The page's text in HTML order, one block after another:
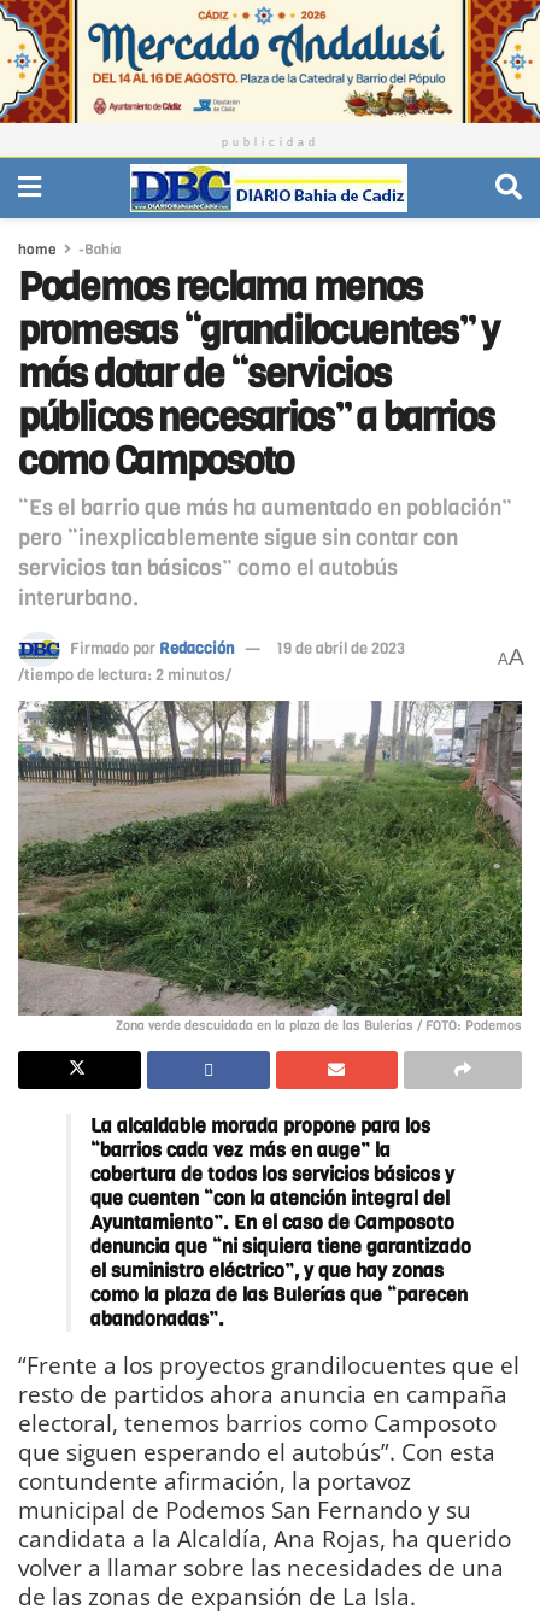
publicidad
home -Bahía
Podemos reclama menos
promesas “grandilocuentes” y
más dotar de “servicios
públicos necesarios” a barrios
como Camposoto
“Es el barrio que más ha aumentado en población”
pero “inexplicablemente sigue sin contar con
servicios tan básicos” como el autobús
interurbano.
Firmado por Redacción
19 de abril de 2023
/tiempo de lectura: 2 minutos/
AA
Zona verde descuidada en la plaza de las Bulerías / FOTO: Podemos
La alcaldable morada propone para los
“barrios cada vez más en auge” la
cobertura de todos los servicios básicos y
que cuenten “con la atención integral del
Ayuntamiento”. En el caso de Camposoto
denuncia que “ni siquiera tiene garantizado
el suministro eléctrico”, y que hay zonas
como la plaza de las Bulerías que “parecen
abandonadas”.
“Frente a los proyectos grandilocuentes que el
resto de partidos ahora anuncia en campaña
electoral, tenemos barrios como Camposoto
que siguen esperando el autobús”. Con esta
contundente afirmación, la portavoz
municipal de Podemos San Fernando y su
candidata a la Alcaldía, Ana Rojas, ha querido
volver a llamar sobre las necesidades de una
de las zonas de expansión de La Isla.